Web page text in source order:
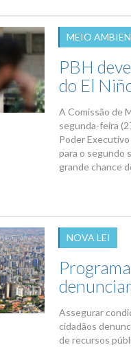
MEIO
PBH
do El
A Comissão de
segunda-feira
Poder
para o segundo
grande chance
NOVA LEI
Assegurar
cidadãos
de recursos